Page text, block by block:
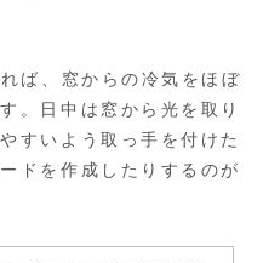
ば、窓からの冷気をほぼ
。日中は窓から光を取り
すいよう取っ手を付けた
ドを作成したりするのが